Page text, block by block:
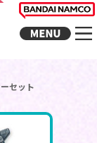
セット